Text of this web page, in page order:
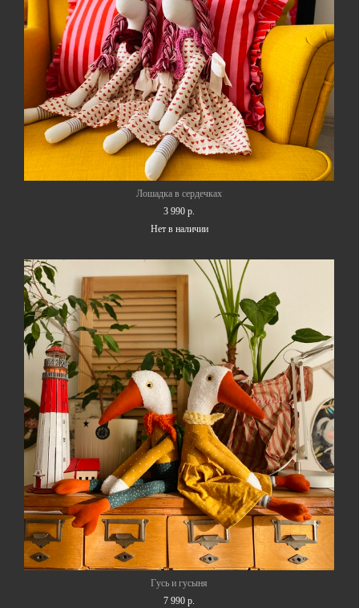
Лошадка в сердечках
3 990 p.
Нет в наличии
Гусь и гусыня
7 990 p.